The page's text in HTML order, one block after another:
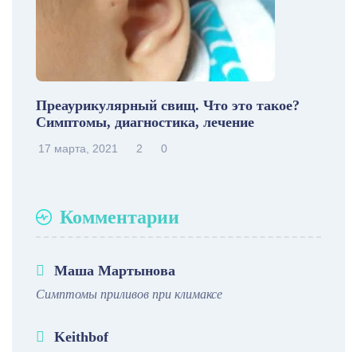
Преаурикулярный свищ. Что это такое?
Симптомы, диагностика, лечение
17 марта, 2021 2 0
Комментарии
Маша Мартынова
Симптомы приливов при климаксе
Keithbof